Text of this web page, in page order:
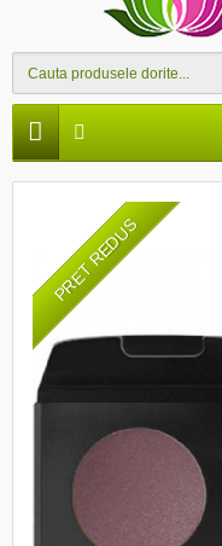
PRET REDUS